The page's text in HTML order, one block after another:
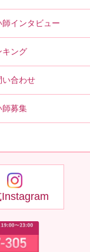
師インタビュー
キング
い合わせ
師募集